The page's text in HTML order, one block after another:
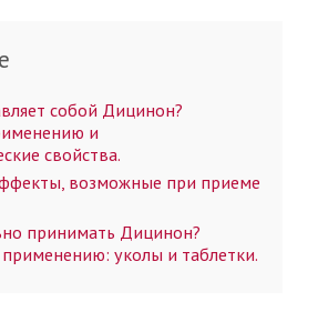
собой Дицинон?
и
свойства.
возможные при приеме
принимать Дицинон?
уколы и таблетки.